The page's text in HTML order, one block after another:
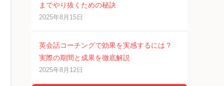
までやり抜くための秘訣
2025年8月15日
英会話コーチングで効果を実感するには？
実際の期間と成果を徹底解説
2025年8月12日